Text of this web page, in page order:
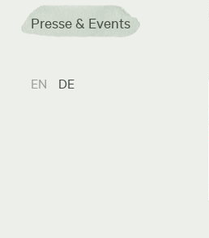
Presse & Events
EN DE